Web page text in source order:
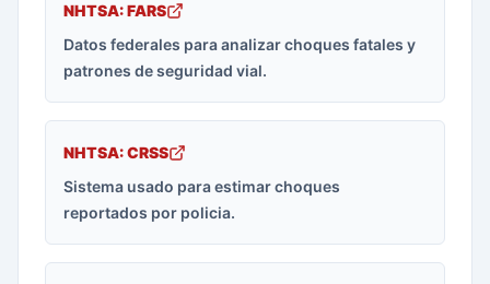
NHTSA: FARS
Datos federales para analizar choques fatales y
patrones de seguridad vial.
NHTSA: CRSS
Sistema usado para estimar choques
reportados por policia.